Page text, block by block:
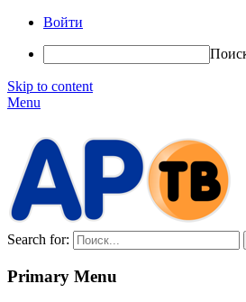
Войти
Skip to content
Menu
Search for:
Primary Menu